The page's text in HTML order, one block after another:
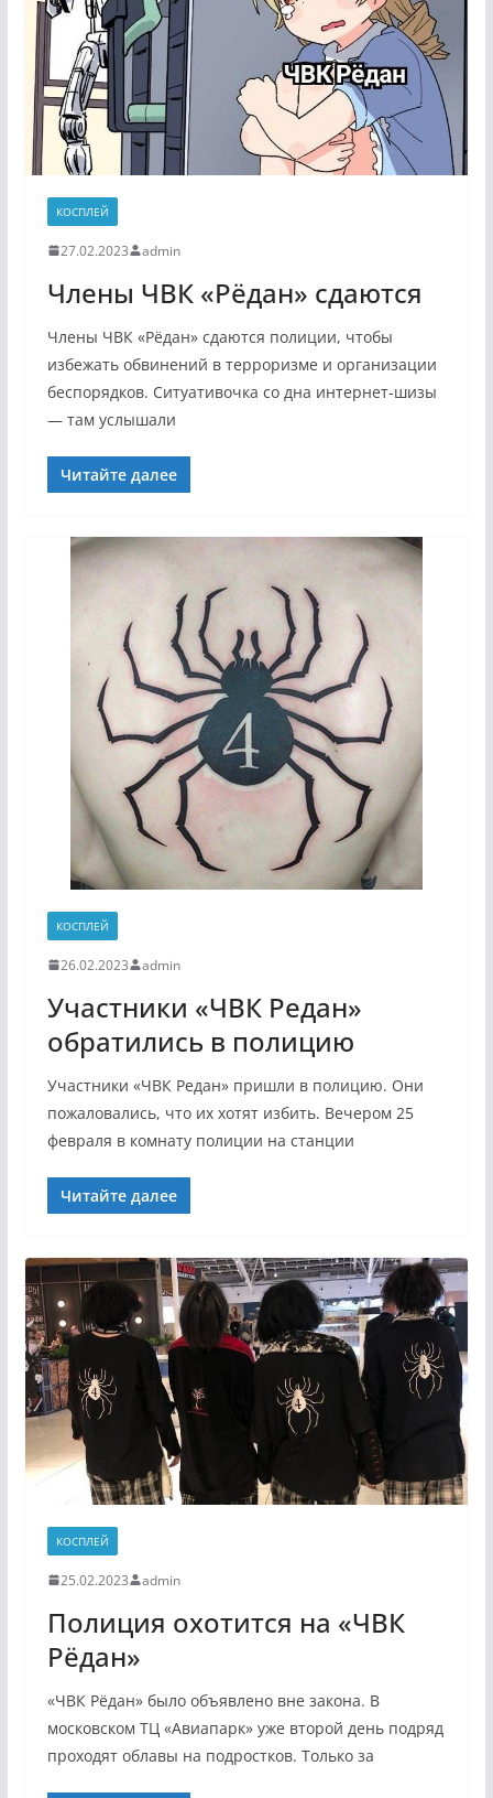
КОСПЛЕЙ
27.02.2023 admin
Члены ЧВК «Рёдан» сдаются
Члены ЧВК «Рёдан» сдаются полиции, чтобы
избежать обвинений в терроризме и организации
беспорядков. Ситуативочка со дна интернет-шизы
— там услышали
Читайте далее
КОСПЛЕЙ
26.02.2023 admin
Участники «ЧВК Редан»
обратились в полицию
Участники «ЧВК Редан» пришли в полицию. Они
пожаловались, что их хотят избить. Вечером 25
февраля в комнату полиции на станции
Читайте далее
КОСПЛЕЙ
25.02.2023 admin
Полиция охотится на «ЧВК
Рёдан»
«ЧВК Рёдан» было объявлено вне закона. В
московском ТЦ «Авиапарк» уже второй день подряд
проходят облавы на подростков. Только за